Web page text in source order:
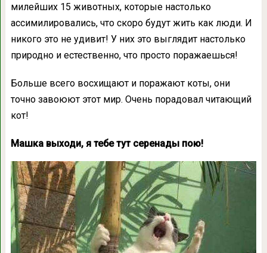
милейших 15 животных, которые настолько
ассимилировались, что скоро будут жить как люди. И
никого это не удивит! У них это выглядит настолько
природно и естественно, что просто поражаешься!
Больше всего восхищают и поражают коты, они
точно завоюют этот мир. Очень порадовал читающий
кот!
Машка выходи, я тебе тут серенады пою!